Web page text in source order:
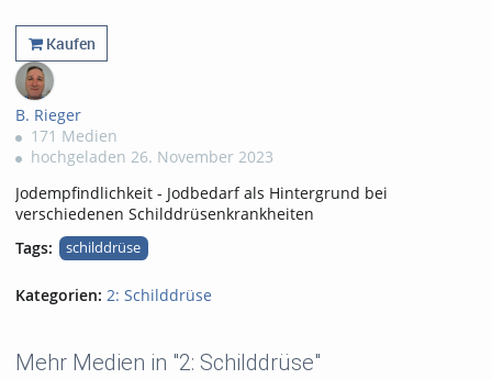
views
Kommentare
likes
favorites
Kaufen
B. Rieger
171 Medien
hochgeladen 26. November 2023
Jodempfindlichkeit - Jodbedarf als Hintergrund bei
verschiedenen Schilddrüsenkrankheiten
Tags:
schilddrüse
Kategorien: 2: Schilddrüse
Mehr Medien in "2: Schilddrüse"